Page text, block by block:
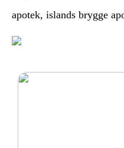
apotek, islands brygge